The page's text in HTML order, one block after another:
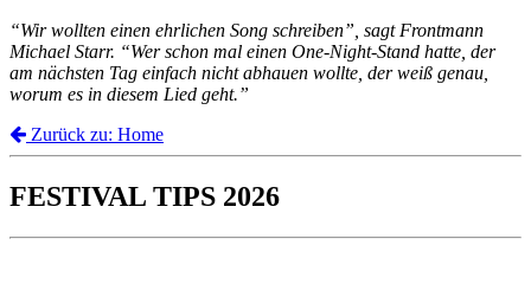
“Wir wollten einen ehrlichen Song schreiben”, sagt Frontmann
Michael Starr. “Wer schon mal einen One-Night-Stand hatte, der
am nächsten Tag einfach nicht abhauen wollte, der weiß genau,
worum es in diesem Lied geht.”
Zurück zu: Home
FESTIVAL TIPS 2026